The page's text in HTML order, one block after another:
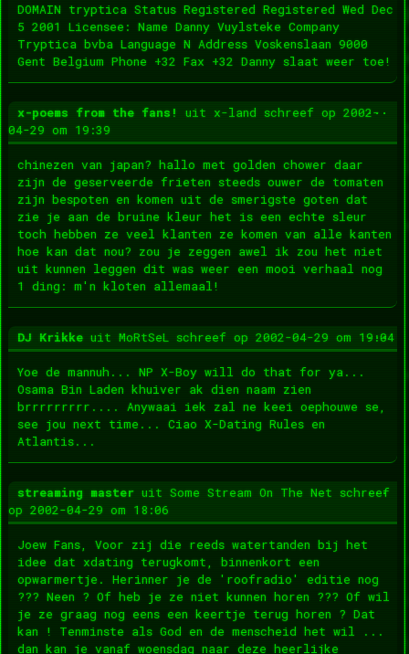
DOMAIN tryptica Status Registered Registered Wed Dec
5 2001 Licensee: Name Danny Vuylsteke Company
Tryptica bvba Language N Address Voskenslaan 9000
Gent Belgium Phone +32 Fax +32 Danny slaat weer toe!
x-poems from the fans! uit x-land schreef op 2002-
04-29 om 19:39
chinezen van japan? hallo met golden chower daar
zijn de geserveerde frieten steeds ouwer de tomaten
zijn bespoten en komen uit de smerigste goten dat
zie je aan de bruine kleur het is een echte sleur
toch hebben ze veel klanten ze komen van alle kanten
hoe kan dat nou? zou je zeggen awel ik zou het niet
uit kunnen leggen dit was weer een mooi verhaal nog
1 ding: m'n kloten allemaal!
...
DJ Krikke uit MoRtSeL schreef op 2002-04-29 om 19:04
Yoe de mannuh... NP X-Boy will do that for ya...
Osama Bin Laden khuiver ak dien naam zien
brrrrrrrrr.... Anywaai iek zal ne keei oephouwe se,
see jou next time... Ciao X-Dating Rules en
Atlantis...
...
streaming master uit Some Stream On The Net schreef
op 2002-04-29 om 18:06
Joew Fans, Voor zij die reeds watertanden bij het
idee dat xdating terugkomt, binnenkort een
opwarmertje. Herinner je de 'roofradio' editie nog
??? Neen ? Of heb je ze niet kunnen horen ??? Of wil
je ze graag nog eens een keertje terug horen ? Dat
kan ! Tenminste als God en de menscheid het wil ...
dan kan je vanaf woensdag naar deze heerlijke
...